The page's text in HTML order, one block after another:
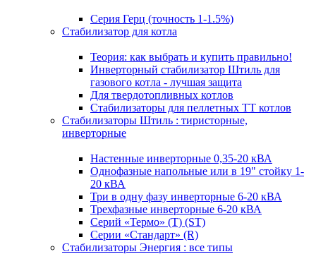
Серия Герц (точность 1-1.5%)
Стабилизатор для котла
Теория: как выбрать и купить правильно!
Инверторный стабилизатор Штиль для
газового котла - лучшая защита
Для твердотопливных котлов
Стабилизаторы для пеллетных ТТ котлов
Стабилизаторы Штиль : тиристорные,
инверторные
Настенные инверторные 0,35-20 кВА
Однофазные напольные или в 19" стойку 1-
20 кВА
Три в одну фазу инверторные 6-20 кВА
Трехфазные инверторные 6-20 кВА
Серий «Термо» (T) (ST)
Серии «Стандарт» (R)
Стабилизаторы Энергия : все типы